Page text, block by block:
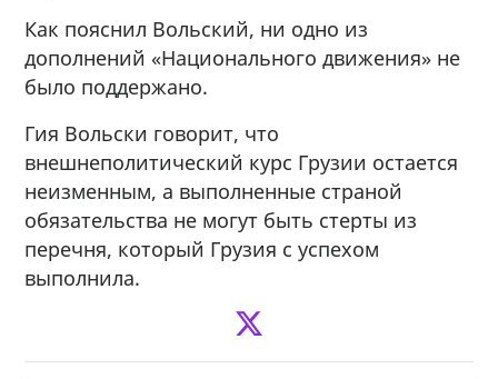
Как пояснил Вольский, ни одно из
дополнений «Национального движения» не
было поддержано.
Гия Вольски говорит, что
внешнеполитический курс Грузии остается
неизменным, а выполненные страной
обязательства не могут быть стерты из
перечня, который Грузия с успехом
выполнила.